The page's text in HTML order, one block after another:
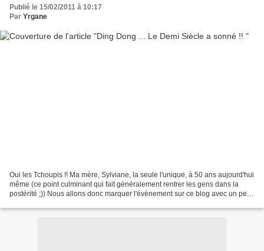
Publié le 15/02/2011 à 10:17
Par Yrgane
Oui les Tchoupis !! Ma mère, Sylviane, la seule l'unique, à 50 ans aujourd'hui
même (ce point culminant qui fait généralement rentrer les gens dans la
postérité ;)) Nous allons donc marquer l'évènement sur ce blog avec un petit